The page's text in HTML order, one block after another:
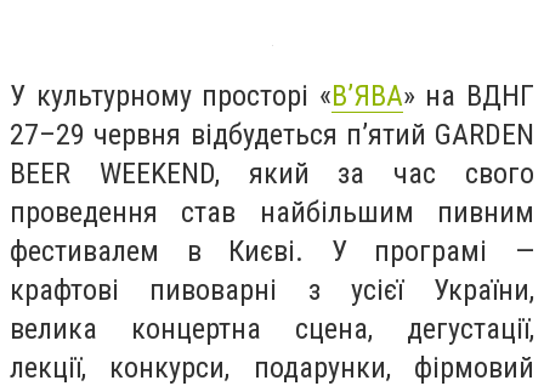
У культурному просторі «В’ЯВА» на ВДНГ
27–29 червня відбудеться п’ятий GARDEN
BEER WEEKEND, який за час свого
проведення став найбільшим пивним
фестивалем в Києві. У програмі —
крафтові пивоварні з усієї України,
велика концертна сцена, дегустації,
лекції, конкурси, подарунки, фірмовий